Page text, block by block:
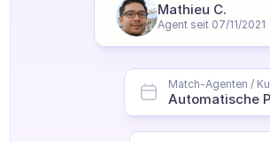
Match-Agenten /
Automatische
Mathieu C.
Agent seit 07/11/2021